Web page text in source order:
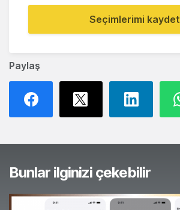
Paylaş
Seçimlerimi kaydet
Bunlar ilginizi çekebilir